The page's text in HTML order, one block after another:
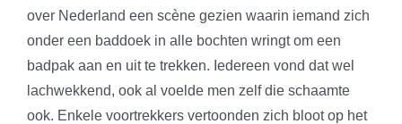
over Nederland een scène gezien waarin iemand zich
onder een baddoek in alle bochten wringt om een
badpak aan en uit te trekken. Iedereen vond dat wel
lachwekkend, ook al voelde men zelf die schaamte
ook. Enkele voortrekkers vertoonden zich bloot op het